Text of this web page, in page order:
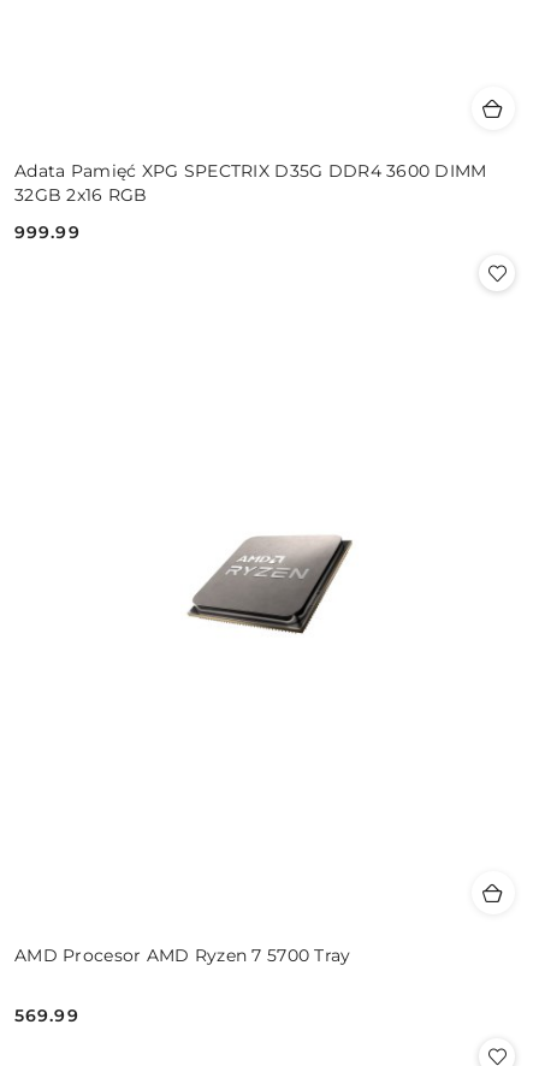
Adata Pamięć XPG SPECTRIX D35G DDR4 3600 DIMM
32GB 2x16 RGB
Cena:
999.99
AMD Procesor AMD Ryzen 7 5700 Tray
Cena:
569.99